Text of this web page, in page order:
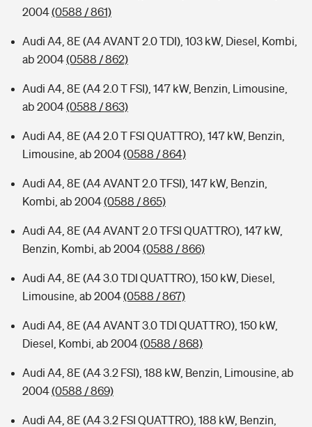
2004(0588 / 861)
Audi A4, 8E (A4 AVANT 2.0 TDI), 103 kW, Diesel, Kombi,
ab 2004(0588 / 862)
Audi A4, 8E (A4 2.0 T FSI), 147 kW, Benzin, Limousine,
ab 2004(0588 / 863)
Audi A4, 8E (A4 2.0 T FSI QUATTRO), 147 kW, Benzin,
Limousine, ab 2004(0588 / 864)
Audi A4, 8E (A4 AVANT 2.0 TFSI), 147 kW, Benzin,
Kombi, ab 2004(0588 / 865)
Audi A4, 8E (A4 AVANT 2.0 TFSI QUATTRO), 147 kW,
Benzin, Kombi, ab 2004(0588 / 866)
Audi A4, 8E (A4 3.0 TDI QUATTRO), 150 kW, Diesel,
Limousine, ab 2004(0588 / 867)
Audi A4, 8E (A4 AVANT 3.0 TDI QUATTRO), 150 kW,
Diesel, Kombi, ab 2004(0588 / 868)
Audi A4, 8E (A4 3.2 FSI), 188 kW, Benzin, Limousine, ab
2004(0588 / 869)
Audi A4, 8E (A4 3.2 FSI QUATTRO), 188 kW, Benzin,